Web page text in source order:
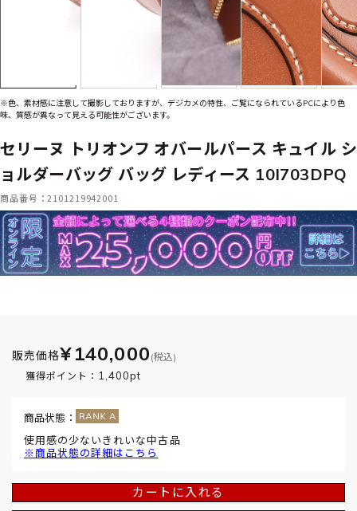
※色、素材感に注意して撮影しておりますが、デジカメの特性、ご覧になられているPCにより色
味、質感が異なって見える可能性がございます。
セリーヌ トリオンフ オバールパース キュイル シ
ョルダーバッグ バッグ レディース 10I703DPQ
商品番号：2101219942001
販売価格¥140,000 (税込)
獲得ポイント： 1,400pt
商品状態：
使用感の少ないきれいな中古品
※商品状態の詳細はこちら
カートに入れる